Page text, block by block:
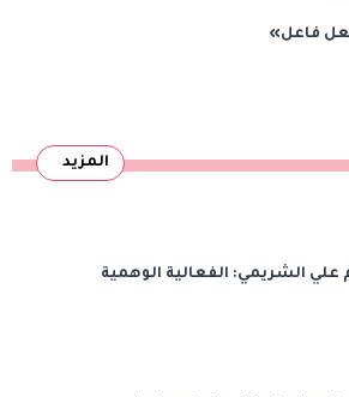
فاعل»
المزيد
علي الشريمي: الفعالية الوهمية